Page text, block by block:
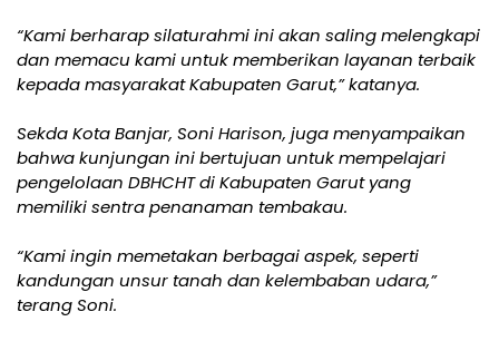
“Kami berharap silaturahmi ini akan saling melengkapi
dan memacu kami untuk memberikan layanan terbaik
kepada masyarakat Kabupaten Garut,” katanya.
Sekda Kota Banjar, Soni Harison, juga menyampaikan
bahwa kunjungan ini bertujuan untuk mempelajari
pengelolaan DBHCHT di Kabupaten Garut yang
memiliki sentra penanaman tembakau.
“Kami ingin memetakan berbagai aspek, seperti
kandungan unsur tanah dan kelembaban udara,”
terang Soni.